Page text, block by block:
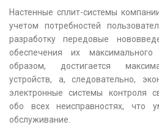
Настенные сплит-системы
учетом потребностей
разработку передовые
обеспечения их максимального
образом, достигается
устройств, а, следовательно,
электронные системы контроля
обо всех неисправностях, что
обслуживание.